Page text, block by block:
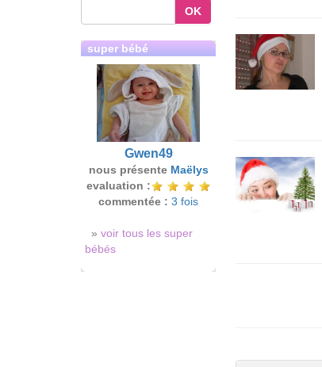
OK
super bébé
Gwen49
nous présente Maëlys
evaluation :
commentée : 3 fois
» voir tous les super
bébés